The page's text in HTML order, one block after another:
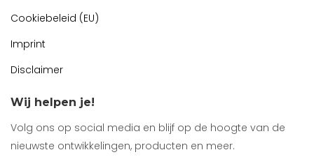
Cookiebeleid (EU)
Imprint
Disclaimer
Wij helpen je!
Volg ons op social media en blijf op de hoogte van de
nieuwste ontwikkelingen, producten en meer.